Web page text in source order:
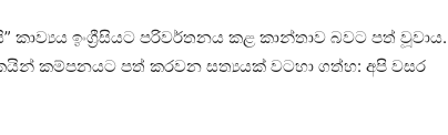
කාව්‍යය ඉංග්‍රීසියට පරිවර්තනය කළ කාන්තාව බවට පත් වූවාය.
කම්පනයට පත් කරවන සත්‍යයක් වටහා ගත්හ: අපි වසර